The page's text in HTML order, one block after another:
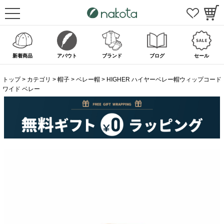
新着商品 アバウト ブランド ブログ セール
トップ カテゴリ 帽子 ベレー帽
HIGHER ハイヤーベレー帽ウィップコード
ワイド ベレー